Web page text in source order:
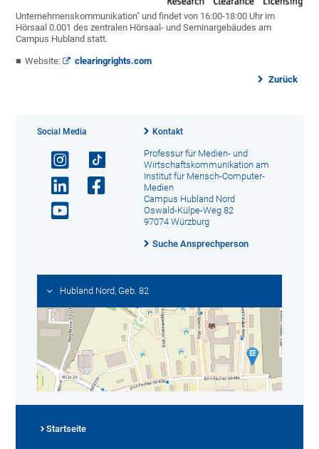
Unternehmenskommunikation" und findet von 16:00-18:00 Uhr im
Hörsaal 0.001 des zentralen Hörsaal- und Seminargebäudes am
Campus Hubland statt.
Website:
clearingrights.com
Zurück
Social Media Kontakt
Professur für Medien- und
Wirtschaftskommunikation am
Institut für Mensch-Computer-
Medien
Campus Hubland Nord
Oswald-Külpe-Weg 82
97074 Würzburg
Suche Ansprechperson
Hubland Nord, Geb. 82
Startseite